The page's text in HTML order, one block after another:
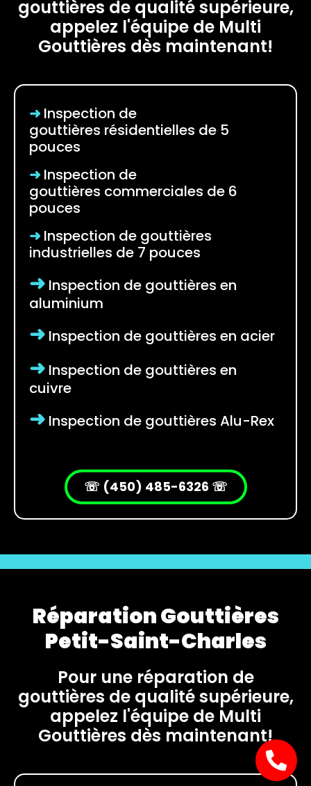
gouttières de qualité supérieure,
appelez l'équipe de Multi
Gouttières dès maintenant!
➜ Inspection de
gouttières résidentielles de 5
pouces
➜ Inspection de
gouttières commerciales de 6
pouces
➜ Inspection de gouttières
industrielles de 7 pouces
➜ Inspection de gouttières en
aluminium
➜ Inspection de gouttières en acier
➜ Inspection de gouttières en
cuivre
➜ Inspection de gouttières Alu-Rex
☏ (450) 485-6326 ☏
Réparation Gouttières
Petit-Saint-Charles
Pour une réparation de
gouttières de qualité supérieure,
appelez l'équipe de Multi
Gouttières dès maintenant!